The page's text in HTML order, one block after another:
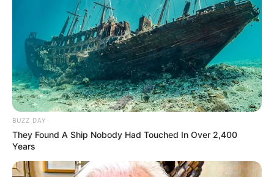
Категорії
Без рубрики
Гарячi
Культура
BUZZ DAY
They Found A Ship Nobody Had Touched In Over 2,400
Years